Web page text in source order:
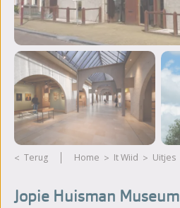
Terug Home It Wiid Uitjes
Jopie Huisman Museum